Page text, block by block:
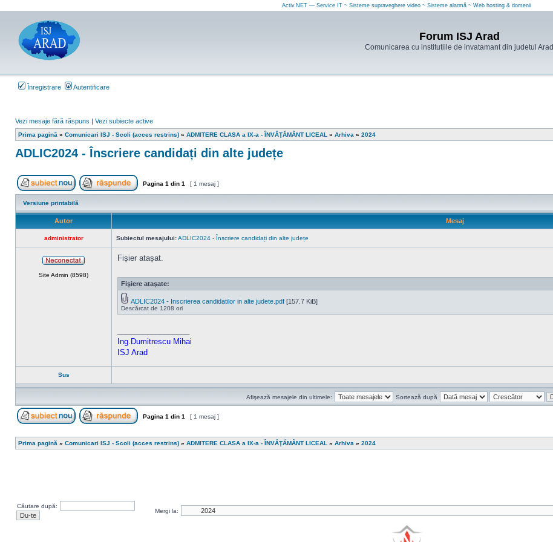
Activ.NET — Service IT ~ Sisteme supraveghere video ~ Sisteme alarmă ~ Web hosting & domenii
Forum ISJ Arad
Comunicarea cu institutiile de invatamant din judetul Arad
Înregistrare Autentificare
Vezi mesaje fără răspuns | Vezi subiecte active
Prima pagină » Comunicari ISJ - Scoli (acces restrins) » ADMITERE CLASA a IX-a - ÎNVĂŢĂMÂNT LICEAL » Arhiva » 2024
ADLIC2024 - Înscriere candidați din alte județe
Scrie un subiect nou Răspunde la subiect
Pagina 1 din 1 [ 1 mesaj ]
Versiune printabilă
Autor Mesaj
administrator Subiectul mesajului:ADLIC2024 - Înscriere candidați din alte județe
Site Admin (8598)
Fișier atașat.
Fişiere ataşate:
ADLIC2024 - Inscrierea candidatilor in alte judete.pdf [157.7 KiB]
Descărcat de 1208 ori
Ing.Dumitrescu Mihai
ISJ Arad
Sus
Afişează mesajele din ultimele:
Sortează după
Pagina 1 din 1 [ 1 mesaj ]
Prima pagină » Comunicari ISJ - Scoli (acces restrins) » ADMITERE CLASA a IX-a - ÎNVĂŢĂMÂNT LICEAL » Arhiva » 2024
Căutare după:
Mergi la: